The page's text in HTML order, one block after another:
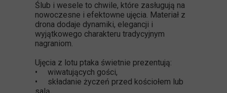
Ślub i wesele to chwile, które zasługują na
nowoczesne i efektowne ujęcia. Materiał z
drona dodaje dynamiki, elegancji i
wyjątkowego charakteru tradycyjnym
nagraniom.
Ujęcia z lotu ptaka świetnie prezentują:
• wiwatujących gości,
• składanie życzeń przed kościołem lub